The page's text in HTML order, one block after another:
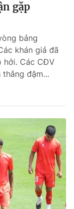
483/GP-BTTTT
Quốc Thắng,
gặp
bảng
khán giả đã
hởi. Các CĐV
đậm...